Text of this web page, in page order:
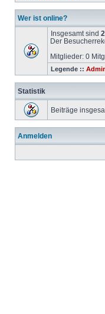
Wer ist online?
Insgesamt sind
Der
Mitglieder: 0
Legende ::
Statistik
Beiträge
Anmelden